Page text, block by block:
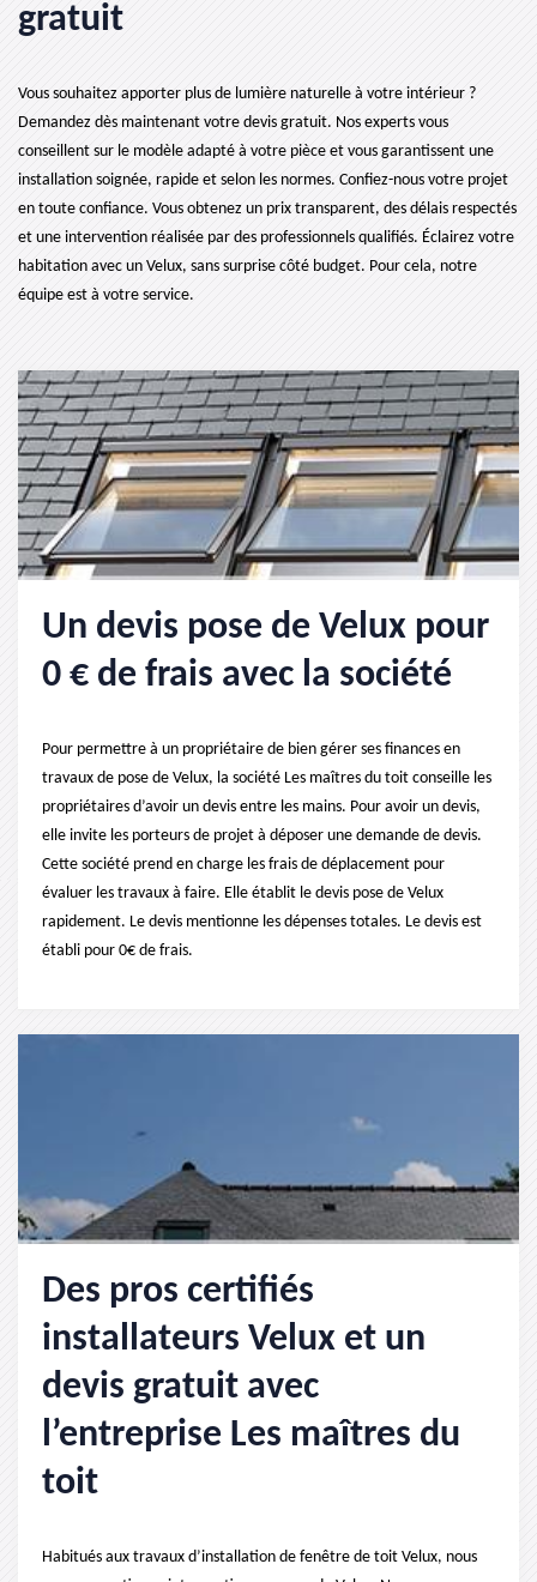
gratuit
Vous souhaitez apporter plus de lumière naturelle à votre intérieur ?
Demandez dès maintenant votre devis gratuit. Nos experts vous
conseillent sur le modèle adapté à votre pièce et vous garantissent une
installation soignée, rapide et selon les normes. Confiez-nous votre projet
en toute confiance. Vous obtenez un prix transparent, des délais respectés
et une intervention réalisée par des professionnels qualifiés. Éclairez votre
habitation avec un Velux, sans surprise côté budget. Pour cela, notre
équipe est à votre service.
Un devis pose de Velux pour
0 € de frais avec la société
Pour permettre à un propriétaire de bien gérer ses finances en
travaux de pose de Velux, la société Les maîtres du toit conseille les
propriétaires d’avoir un devis entre les mains. Pour avoir un devis,
elle invite les porteurs de projet à déposer une demande de devis.
Cette société prend en charge les frais de déplacement pour
évaluer les travaux à faire. Elle établit le devis pose de Velux
rapidement. Le devis mentionne les dépenses totales. Le devis est
établi pour 0€ de frais.
Des pros certifiés
installateurs Velux et un
devis gratuit avec
l’entreprise Les maîtres du
toit
Habitués aux travaux d’installation de fenêtre de toit Velux, nous